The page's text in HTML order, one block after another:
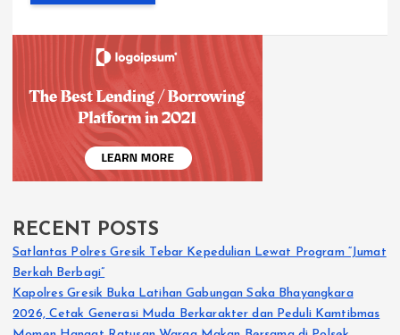
RECENT POSTS
Satlantas Polres Gresik Tebar Kepedulian Lewat Program “Jumat
Berkah Berbagi”
Kapolres Gresik Buka Latihan Gabungan Saka Bhayangkara
2026, Cetak Generasi Muda Berkarakter dan Peduli Kamtibmas